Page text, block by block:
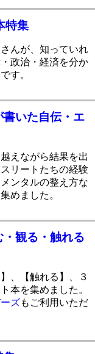
特集
んが、知っていれ
政治・経済を分か
す。
書いた自伝・エ
えながら結果を出
リートたちの経験
ンタルの整え方な
めました。
観る・触れる
、【触れる】、３
本を集めました。
ズもご利用いただ